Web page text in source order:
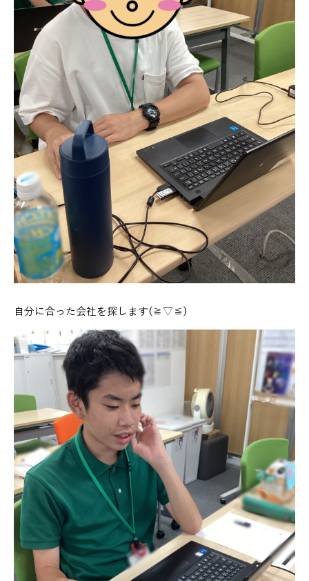
自分に合った会社を探します(≧▽≦)